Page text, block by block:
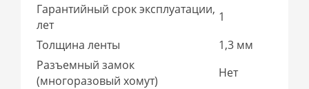
Гарантийный срок эксплуатации,
лет
1
Толщина ленты
1,3 мм
Разъемный замок
(многоразовый хомут)
Нет